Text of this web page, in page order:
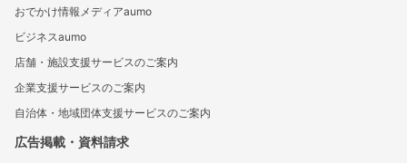
おでかけ情報メディアaumo
ビジネスaumo
店舗・施設支援サービスのご案内
企業支援サービスのご案内
自治体・地域団体支援サービスのご案内
広告掲載・資料請求